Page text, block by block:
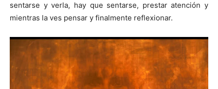
sentarse y verla, hay que sentarse, prestar atención y
mientras la ves pensar y finalmente reflexionar.